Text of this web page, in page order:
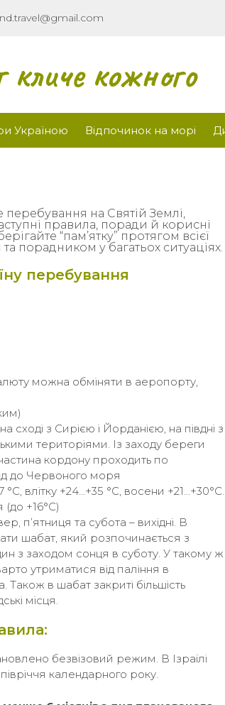
кожного
Україною Відпочинок на морі
на Святій Землі,
правила, поради й корисні
“пам’ятку” протягом всієї
порадником у багатьох ситуаціях.
перебування
можна обміняти в аеропорту,
з Сирією і Йорданією, на півдні з
територіями. Із заходу береги
кордону проходить по
до Червоного моря
влітку +24…+35 °С, восени +21…+30°С.
(до +16°С)
п’ятниця та субота – вихідні. В
шабат, який розпочинається з
з заходом сонця в суботу. У такому ж
утриматися від паління в
в шабат закриті більшість
місця.
безвізовий режим. В Ізраїлі
календарного року.